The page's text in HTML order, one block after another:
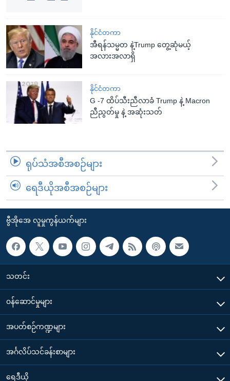
နိုင်ငံတကာ
အီရန်သမ္မတ နဲ့Trump တွေ့ဆုံမယ့်
အလားအလာရှိ
နိုင်ငံတကာ
G -7 ထိပ်သီးညီလာခံ Trump နဲ့ Macron
ညီညွတ်မှု နဲ့ အဆုံးသတ်
ရုပ်သံအစီအစဉ်များ
ရေဒီယိုအစီအစဉ်များ
ဗွီအိုအေ လူမှုကွန်ယက်များ
သတင်း
၀န်ဆောင်မှုများ
အပတ်စဉ်ကဏ္ဍများ
အင်္ဂလိပ်သင်ခန်းစာများ
ရေဒီယို